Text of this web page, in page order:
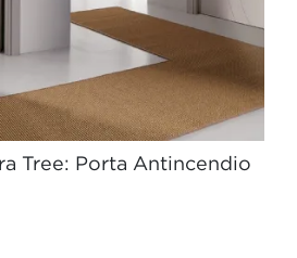
Tree: Porta Antincendio